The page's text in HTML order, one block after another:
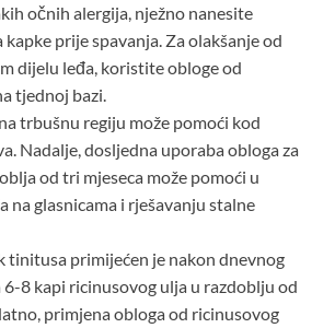
očnih alergija, nježno nanesite
prije spavanja. Za olakšanje od
dijelu leđa, koristite obloge od
tjednoj bazi.
trbušnu regiju može pomoći kod
Nadalje, dosljedna uporaba obloga za
od tri mjeseca može pomoći u
na glasnicama i rješavanju stalne
tinitusa primijećen je nakon dnevnog
8 kapi ricinusovog ulja u razdoblju od
primjena obloga od ricinusovog